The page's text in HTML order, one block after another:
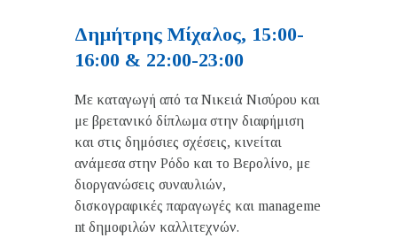
Δημήτρης Μίχαλος, 15:00-
16:00 & 22:00-23:00
Με καταγωγή από τα Νικειά Νισύρου και
με βρετανικό δίπλωμα στην διαφήμιση
και στις δημόσιες σχέσεις, κινείται
ανάμεσα στην Ρόδο και το Βερολίνο, με
διοργανώσεις συναυλιών,
δισκογραφικές παραγωγές και manageme
nt δημοφιλών καλλιτεχνών.